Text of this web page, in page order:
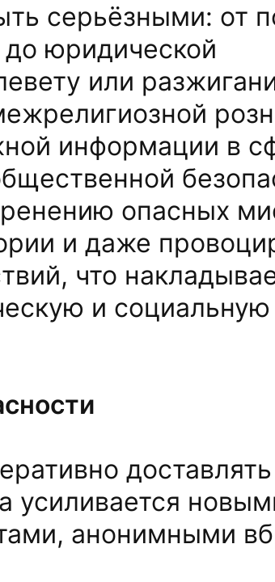
серьёзными: от
юридической
или
информации в
опасных
и даже
что
и социальную
доставлять
усиливается
анонимными